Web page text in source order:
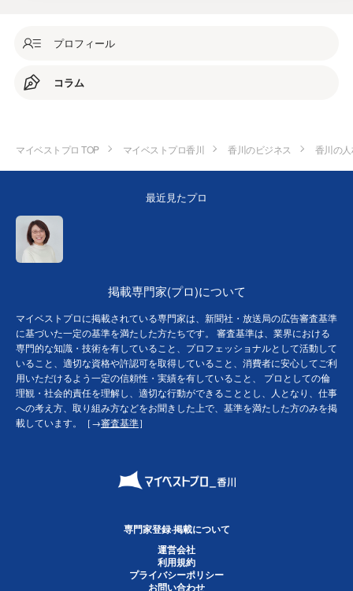
プロフィール
コラム
マイベストプロ TOP マイベストプロ香川 香川のビジネス 香川の
最近見たプロ
掲載専門家(プロ)について
マイベストプロに掲載されている専門家は、新聞社・放送局の広告審査基準
に基づいた一定の基準を満たした方たちです。 審査基準は、業界における
専門的な知識・技術を有していること、プロフェッショナルとして活動して
いること、適切な資格や許認可を取得していること、消費者に安心してご利
用いただけるよう一定の信頼性・実績を有していること、 プロとしての倫
理観・社会的責任を理解し、適切な行動ができることとし、人となり、仕事
への考え方、取り組み方などをお聞きした上で、基準を満たした方のみを掲
載しています。［→審査基準］
専門家登録·掲載について
運営会社
利用規約
プライバシーポリシー
お問い合わせ